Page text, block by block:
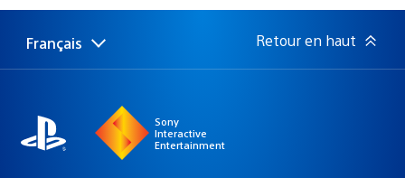
publication
Choisir
une
Région
actuelle
Français Retour en haut
Sony
Interactive
Entertainment